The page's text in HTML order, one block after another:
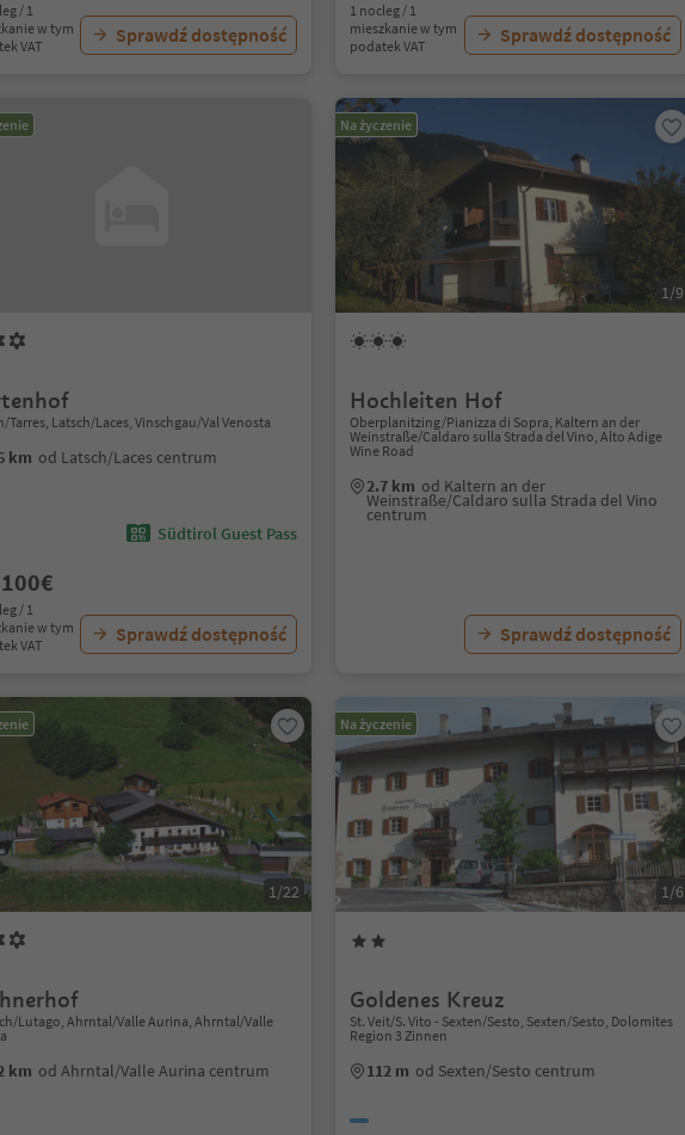
/ 1
w tym
VAT
Sprawdź dostępność
1 nocleg / 1
mieszkanie w tym
podatek VAT
Sprawdź dostępność
Tarres, Latsch/Laces, Vinschgau/Val Venosta
km od Latsch/Laces centrum
Südtirol Guest Pass
/ 1
w tym
VAT
Sprawdź dostępność
Na życzenie
1/9
Hochleiten Hof
Oberplanitzing/Pianizza di Sopra, Kaltern an der
Weinstraße/Caldaro sulla Strada del Vino, Alto Adige
Wine Road
2.7 km od Kaltern an der
Weinstraße/Caldaro sulla Strada del Vino
centrum
Sprawdź dostępność
1/22
Lutago, Ahrntal/Valle Aurina, Ahrntal/Valle
km od Ahrntal/Valle Aurina centrum
Na życzenie
1/6
Goldenes Kreuz
St. Veit/S. Vito - Sexten/Sesto, Sexten/Sesto, Dolomites
Region 3 Zinnen
112 m od Sexten/Sesto centrum